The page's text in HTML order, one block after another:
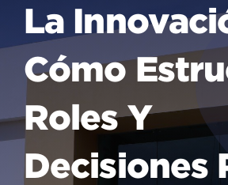
La
Cómo
Roles Y
Decisiones